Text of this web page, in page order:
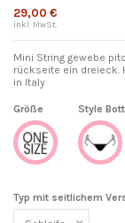
29,00 €
inkl. MwSt.
Mini String gewebe
rückseite ein dreieck.
in Italy
Größe
One Size
Style
Typ mit seitlichem